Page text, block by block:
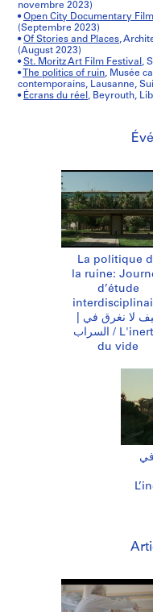
novembre 2023)
•Open City Documentary
(Septembre 2023)
•Of Stories and Places,
(August 2023)
•St. Moritz Art Film Festival ,
• The politics of ruin, Musée
contemporains, Lausanne,
• Écrans du réel , Beyrouth,
La politique
la ruine:
d’étude
السراب / L'inertie
du vide